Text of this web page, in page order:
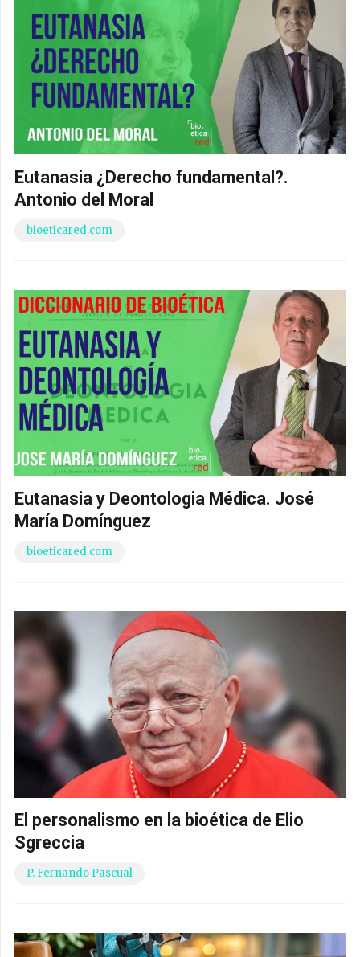
Eutanasia ¿Derecho fundamental?.
Antonio del Moral
bioeticared.com
Eutanasia y Deontologia Médica. José
María Domínguez
bioeticared.com
El personalismo en la bioética de Elio
Sgreccia
P. Fernando Pascual